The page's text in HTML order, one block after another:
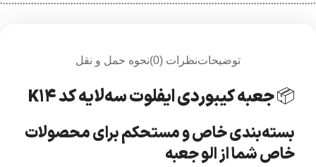
توضیحاتنظرات (0) نحوه حمل و نقل
📦 جعبه کیبوردی ایفلوت سه‌لایه کد K14
بسته‌بندی خاص و مستحکم برای محصولات
خاص شما ازالو جعبه